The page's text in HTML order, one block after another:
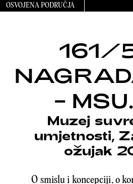
OSVOJENA PODRUČJA
161/
–
Muzej
umjetnosti,
ožujak
O smislu i koncepciji, o